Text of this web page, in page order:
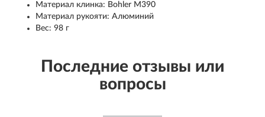
Материал клинка: Bohler M390
Материал рукояти: Алюминий
Вес: 98 г
Последние отзывы или
вопросы